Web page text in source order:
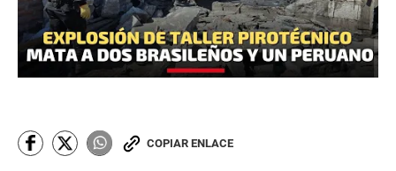
COPIAR ENLACE